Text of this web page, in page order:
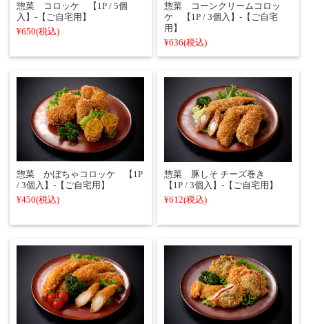
惣菜 コロッケ 【1P / 5個
入】-【ご自宅用】
¥650(税込)
惣菜 コーンクリームコロッ
ケ 【1P / 3個入】-【ご自宅
用】
¥636(税込)
惣菜 かぼちゃコロッケ 【1P
/ 3個入】-【ご自宅用】
¥450(税込)
惣菜 豚しそ チーズ巻き
【1P / 3個入】-【ご自宅用】
¥612(税込)